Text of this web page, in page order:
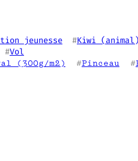
jeunesse
  #
Kiwi (animal)
#
Vol
(300g/m2)
  #
Pinceau
  #